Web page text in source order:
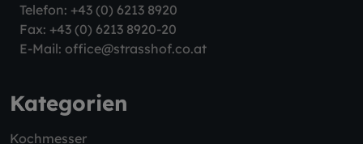
Telefon: +43 (0) 6213 8920
Fax: +43 (0) 6213 8920-20
E-Mail: office@strasshof.co.at
Kategorien
Kochmesser